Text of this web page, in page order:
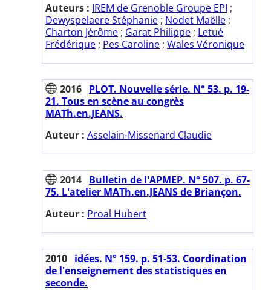
Auteurs : IREM de Grenoble Groupe EPI ;
Dewyspelaere Stéphanie ; Nodet Maëlle ;
Charton Jérôme ; Garat Philippe ; Letué
Frédérique ; Pes Caroline ; Wales Véronique
2016 PLOT. Nouvelle série. N° 53. p. 19-
21. Tous en scène au congrès
MATh.en.JEANS.
Auteur : Asselain-Missenard Claudie
2014 Bulletin de l'APMEP. N° 507. p. 67-
75. L'atelier MATh.en.JEANS de Briançon.
Auteur : Proal Hubert
2010 idées. N° 159. p. 51-53. Coordination
de l'enseignement des statistiques en
seconde.